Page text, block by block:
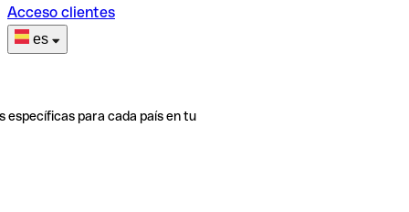
Acceso clientes
es
específicas para cada país en tu